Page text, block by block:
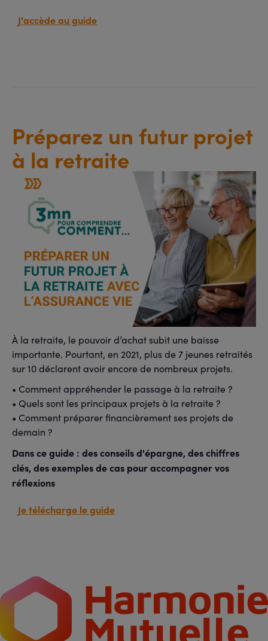
J'accède au guide
Préparez un futur projet
à la retraite
À la retraite, le pouvoir d’achat subit une baisse
importante. Pourtant, en 2021, plus de 7 jeunes retraités
sur 10 déclarent avoir encore de nombreux projets.
• Comment appréhender le passage à la retraite ?
• Quels sont les principaux projets à la retraite ?
• Comment préparer financièrement ses projets de
demain ?
Dans ce guide : des conseils d'épargne, des chiffres
clés, des exemples de cas pour accompagner vos
réflexions
Je télécharge le guide